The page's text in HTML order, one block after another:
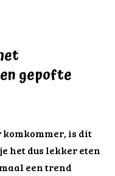
gepofte
komkommer, is dit
het dus lekker eten
een trend